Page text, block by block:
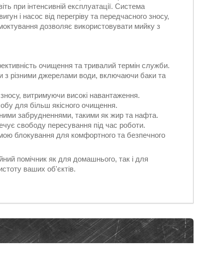
при інтенсивній експлуатації. Система
і насос від перегріву та передчасного зносу,
дозволяє використовувати мийку з
очищення та тривалий термін служби.
з різними джерелами води, включаючи баки та
витримуючи високі навантаження.
для більш якісного очищення.
забрудненнями, такими як жир та нафта.
свободу пересування під час роботи.
блокування для комфортного та безпечного
помічник як для домашнього, так і для
ваших об'єктів.